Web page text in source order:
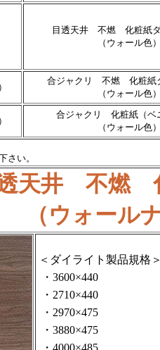
目透天井 不燃 化粧紙
（ウォール色
合ジャクリ 不燃 化粧紙
（ウォール色
合ジャクリ 化粧紙（ベ
（ウォール色
さい。
天井 不燃
（ウォール
＜ダイライト製品規格
・3600×440
・2710×440
・2970×475
・3880×475
・4000×485